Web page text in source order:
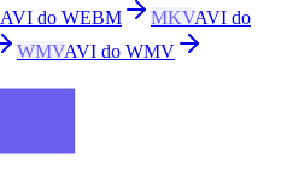
AVI do WEBM MKVAVI do
WMVAVI do WMV